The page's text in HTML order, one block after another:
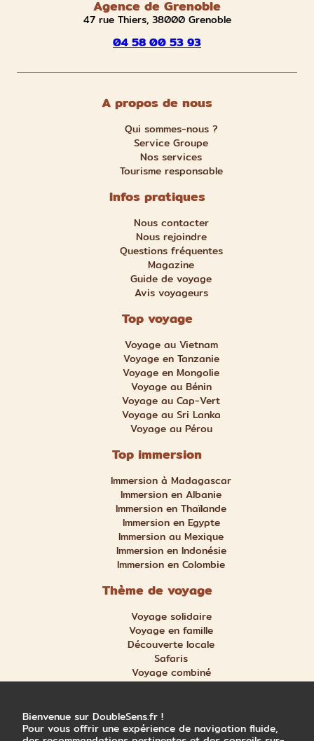
Agence de Grenoble
47 rue Thiers, 38000 Grenoble
04 58 00 53 93
A propos de nous
Qui sommes-nous ?
Service Groupe
Nos services
Tourisme responsable
Infos pratiques
Nous contacter
Nous rejoindre
Questions fréquentes
Magazine
Guide de voyage
Avis voyageurs
Top voyage
Voyage au Vietnam
Voyage en Tanzanie
Voyage en Mongolie
Voyage au Bénin
Voyage au Cap-Vert
Voyage au Sri Lanka
Voyage au Pérou
Top immersion
Immersion à Madagascar
Immersion en Albanie
Immersion en Thaïlande
Immersion en Egypte
Immersion au Mexique
Immersion en Indonésie
Immersion en Colombie
Thème de voyage
Voyage solidaire
Voyage en famille
Découverte locale
Safaris
Voyage combiné
Nature et aventure
Bienvenue sur DoubleSens.fr !
Pour vous offrir une expérience de navigation fluide,